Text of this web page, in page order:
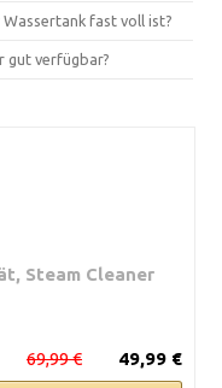
fast voll ist?
gut verfügbar?
Steam Cleaner
49,99 €
69,99 €